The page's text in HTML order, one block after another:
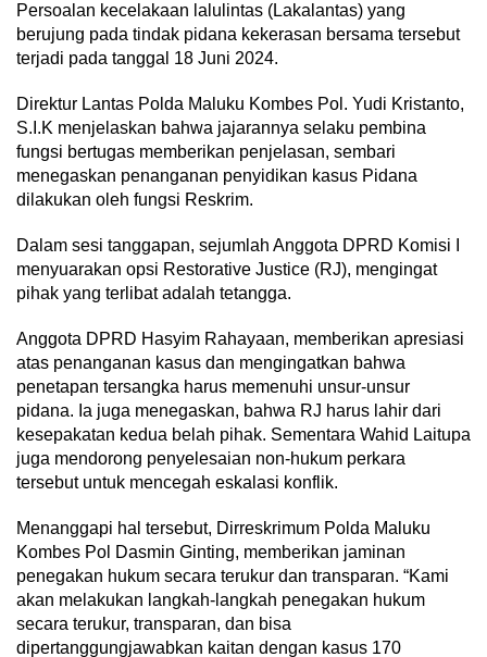
Persoalan kecelakaan lalulintas (Lakalantas) yang
berujung pada tindak pidana kekerasan bersama tersebut
terjadi pada tanggal 18 Juni 2024.
Direktur Lantas Polda Maluku Kombes Pol. Yudi Kristanto,
S.I.K menjelaskan bahwa jajarannya selaku pembina
fungsi bertugas memberikan penjelasan, sembari
menegaskan penanganan penyidikan kasus Pidana
dilakukan oleh fungsi Reskrim.
Dalam sesi tanggapan, sejumlah Anggota DPRD Komisi I
menyuarakan opsi Restorative Justice (RJ), mengingat
pihak yang terlibat adalah tetangga.
Anggota DPRD Hasyim Rahayaan, memberikan apresiasi
atas penanganan kasus dan mengingatkan bahwa
penetapan tersangka harus memenuhi unsur-unsur
pidana. Ia juga menegaskan, bahwa RJ harus lahir dari
kesepakatan kedua belah pihak. Sementara Wahid Laitupa
juga mendorong penyelesaian non-hukum perkara
tersebut untuk mencegah eskalasi konflik.
Menanggapi hal tersebut, Dirreskrimum Polda Maluku
Kombes Pol Dasmin Ginting, memberikan jaminan
penegakan hukum secara terukur dan transparan. “Kami
akan melakukan langkah-langkah penegakan hukum
secara terukur, transparan, dan bisa
dipertanggungjawabkan kaitan dengan kasus 170